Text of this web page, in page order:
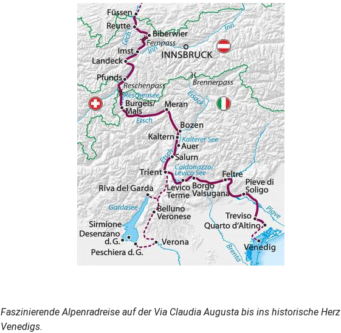
Faszinierende Alpenradreise auf der Via Claudia Augusta bis ins historische Herz
Venedigs.